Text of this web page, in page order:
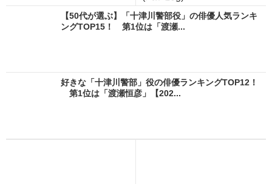
【50代が選ぶ】「十津川警部役」の俳優人気ランキ
ングTOP15！ 第1位は「渡瀬...
好きな「十津川警部」役の俳優ランキングTOP12！
第1位は「渡瀬恒彦」【202...